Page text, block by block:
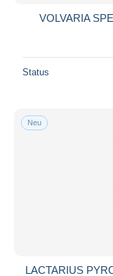
VOLVARIA
Status
Neu
LACTARIUS